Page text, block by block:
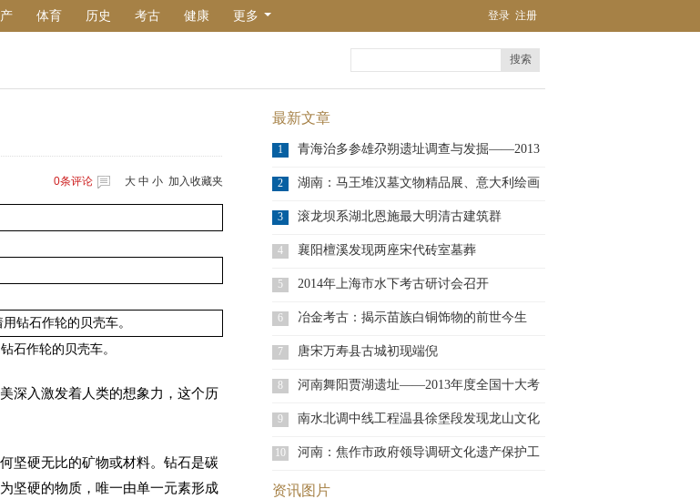
体育 历史 考古 健康 更多 登录 注册
搜索
大 中 小 加入收藏夹
0条评论
石作轮的贝壳车。
入激发着人类的想象力，这个历
坚硬无比的矿物或材料。钻石是碳
坚硬的物质，唯一由单一元素形成
最新文章
1
青海治多参雄尕朔遗址调查与发掘——2013
年
2
湖南：马王堆汉墓文物精品展、意大利绘画
珍品
3 滚龙坝系湖北恩施最大明清古建筑群
4 襄阳檀溪发现两座宋代砖室墓葬
5 2014年上海市水下考古研讨会召开
6 冶金考古：揭示苗族白铜饰物的前世今生
7 唐宋万寿县古城初现端倪
8
河南舞阳贾湖遗址——2013年度全国十大考
古
9
南水北调中线工程温县徐堡段发现龙山文化
10
河南：焦作市政府领导调研文化遗产保护工
资讯图片